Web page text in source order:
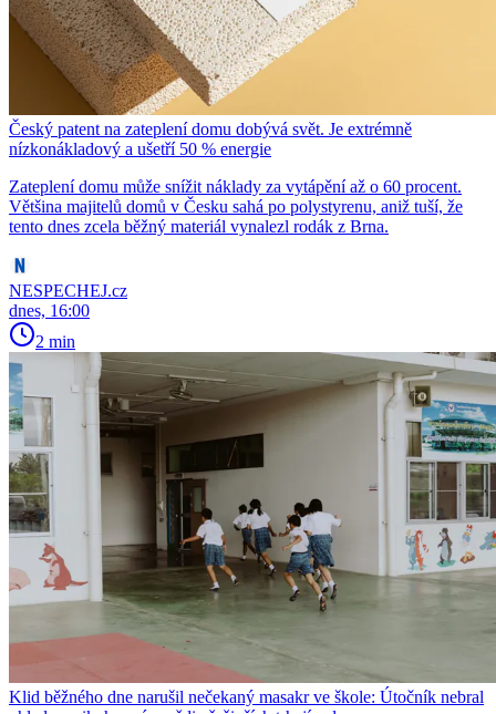
Český patent na zateplení domu dobývá svět. Je extrémně
nízkonákladový a ušetří 50 % energie
Zateplení domu může snížit náklady za vytápění až o 60 procent.
Většina majitelů domů v Česku sahá po polystyrenu, aniž tuší, že
tento dnes zcela běžný materiál vynalezl rodák z Brna.
NESPECHEJ.cz
dnes, 16:00
2 min
Klid běžného dne narušil nečekaný masakr ve škole: Útočník nebral